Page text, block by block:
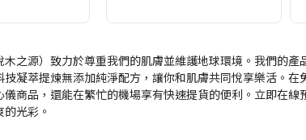
木之源）致力於尊重我們的肌膚並維護地球環境。我們的
技凝萃提煉無添加純淨配方，讓你和肌膚共同悅享樂活。
儀商品，還能在繁忙的機場享有快速提貨的便利。立即在
光彩。